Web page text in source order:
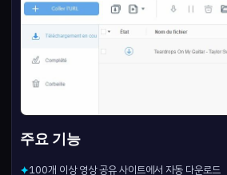
주요 기능
✦100개 이상 영상 공유 사이트에서 자동 다운로드